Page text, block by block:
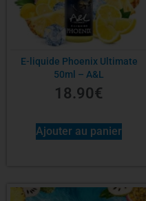
E-liquide Phoenix Ultimate
50ml – A&L
18.90€
Ajouter au panier